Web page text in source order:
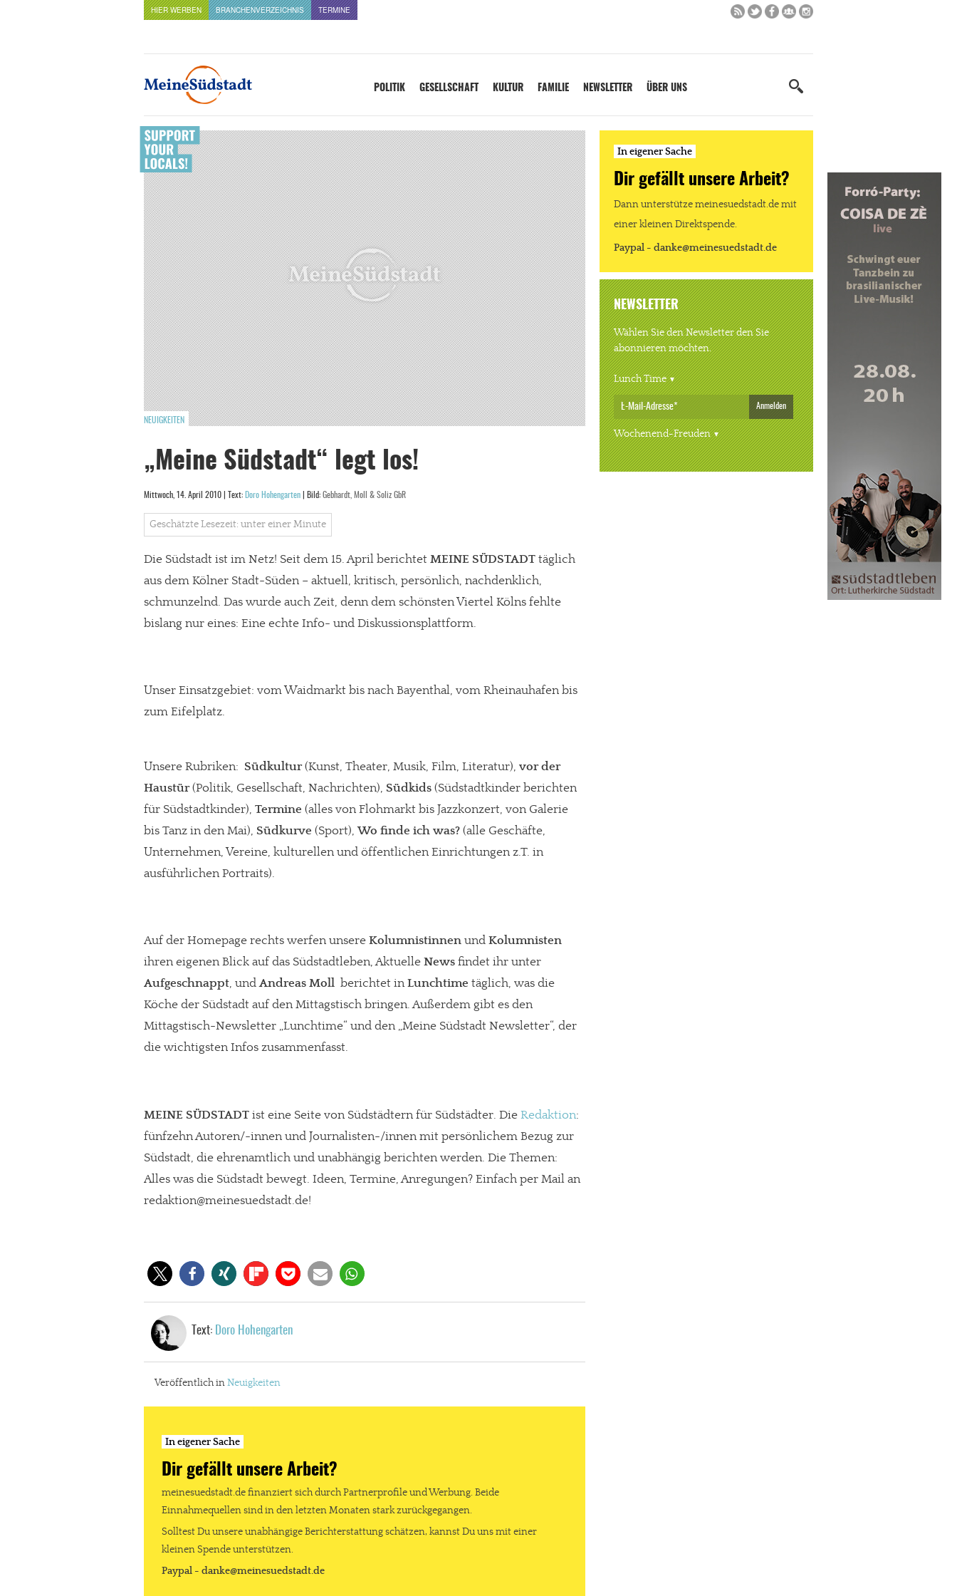
In eigener Sache
Dir gefällt unsere Arbeit?
meinesuedstadt.de finanziert sich durch Partnerprofile und Werbung. Beide Einnahmequellen sind in den letzten Monaten stark zurückgegangen.
HIER WERBEN BRANCHENVERZEICHNIS TERMINE
POLITIK GESELLSCHAFT KULTUR FAMILIE NEWSLETTER ÜBER UNS
NEUIGKEITEN
„Meine Südstadt“ legt los!
Mittwoch, 14. April 2010 | Text: Doro Hohengarten | Bild: Gebhardt, Moll & Soliz GbR
Geschätzte Lesezeit: unter einer Minute
Die Südstadt ist im Netz! Seit dem 15. April berichtet MEINE SÜDSTADT täglich
aus dem Kölner Stadt-Süden – aktuell, kritisch, persönlich, nachdenklich,
schmunzelnd. Das wurde auch Zeit, denn dem schönsten Viertel Kölns fehlte
bislang nur eines: Eine echte Info- und Diskussionsplattform.
Unser Einsatzgebiet: vom Waidmarkt bis nach Bayenthal, vom Rheinauhafen bis
zum Eifelplatz.
Unsere Rubriken: Südkultur(Kunst, Theater, Musik, Film, Literatur), vor der
Haustür(Politik, Gesellschaft, Nachrichten), Südkids (Südstadtkinder berichten
für Südstadtkinder), Termine (alles von Flohmarkt bis Jazzkonzert, von Galerie
bis Tanz in den Mai), Südkurve (Sport),Wo finde ich was? (alle Geschäfte,
Unternehmen, Vereine, kulturellen und öffentlichen Einrichtungen z.T. in
ausführlichen Portraits).
Auf der Homepage rechts werfen unsere Kolumnistinnen und Kolumnisten
ihren eigenen Blick auf das Südstadtleben, Aktuelle News findet ihr unter
Aufgeschnappt, undAndreas Moll berichtet in Lunchtime täglich, was die
Köche der Südstadt auf den Mittagstisch bringen. Außerdem gibt es den
Mittagstisch-Newsletter „Lunchtime“ und den „Meine Südstadt Newsletter“, der
die wichtigsten Infos zusammenfasst.
MEINE SÜDSTADT ist eine Seite von Südstädtern für Südstädter. Die Redaktion:
fünfzehn Autoren/-innen und Journalisten-/innen mit persönlichem Bezug zur
Südstadt, die ehrenamtlich und unabhängig berichten werden. Die Themen:
Alles was die Südstadt bewegt. Ideen, Termine, Anregungen? Einfach per Mail an
redaktion@meinesuedstadt.de!
Text: Doro Hohengarten
Veröffentlich inNeuigkeiten
In eigener Sache
Dir gefällt unsere Arbeit?
meinesuedstadt.de finanziert sich durch Partnerprofile und Werbung. Beide
Einnahmequellen sind in den letzten Monaten stark zurückgegangen.
Solltest Du unsere unabhängige Berichterstattung schätzen, kannst Du uns mit einer
kleinen Spende unterstützen.
Paypal - danke@meinesuedstadt.de
In eigener Sache
Dir gefällt unsere Arbeit?
Dann unterstütze meinesuedstadt.de mit
einer kleinen Direktspende.
Paypal - danke@meinesuedstadt.de
NEWSLETTER
Wählen Sie den Newsletter den Sie
abonnieren möchten.
Lunch Time
Anmelden
Wochenend-Freuden